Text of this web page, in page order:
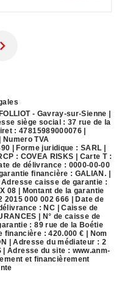
- Gavray-sur-Sienne |
siège social : 37 rue de la
: 47815989000076 |
Numero TVA
| Forme juridique : SARL |
: COVEA RISKS | Carte T :
de délivrance : 0000-00-00
financière : GALIAN. |
Adresse caisse de garantie :
08 | Montant de la garantie
000 002 666 | Date de
: NC | Caisse de
| N° de caisse de
: 89 rue de la Boétie
financière : 420.000 € | Nom
| Adresse du médiateur : 2
| Adresse du site : www.anm-
et financièrement